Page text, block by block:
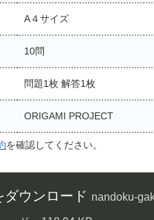
A４サイズ
10問
問題1枚 解答1枚
ORIGAMI PROJECT
を確認してください。
ダウンロード nandoku-